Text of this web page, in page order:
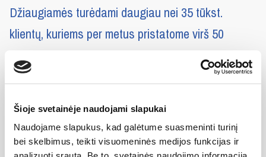
Šioje svetainėje naudojami slapukai
Naudojame slapukus, kad galėtume suasmeninti turinį
bei skelbimus, teikti visuomeninės medijos funkcijas ir
Džiaugiamės turėdami daugiau nei 35 tūkst.
klientų, kuriems per metus pristatome virš 50
milijonų litrų vandens ir, užtikrindami visapusišką
produkcijos bei aptarnavimo kokybę, šiuo skaičiumi
pirmaujame visoje Lietuvoje.
Jau daugiau nei dvidešimt metų tęsdami